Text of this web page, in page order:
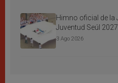
Himno oficial de la
Juventud Seúl 2027
3 Ago 2026